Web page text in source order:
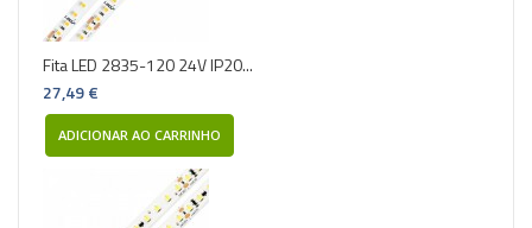
Fita LED 2835-120 24V IP20...
27,49 €
ADICIONAR AO CARRINHO